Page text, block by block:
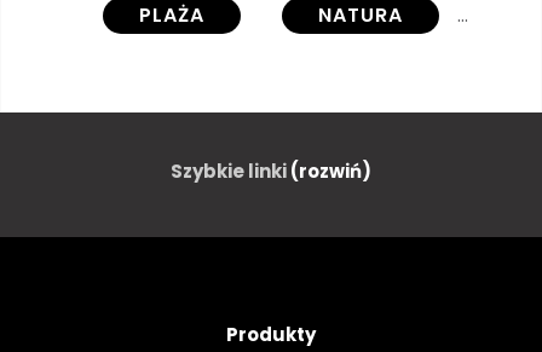
PLAŻA NATURA
NIEBIESKI ZIELONY
KRAJOBRAZ PODRÓŻ
Szybkie linki(rozwiń)
Produkty